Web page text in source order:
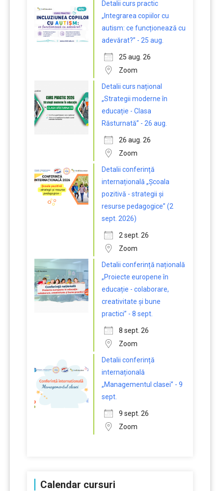
Detalii curs practic
„Integrarea copiilor cu
autism: ce funcționează cu
adevărat?” - 25 aug.
25 aug. 26
Zoom
Detalii curs național
„Strategii moderne în
educație - Clasa
Răsturnată” - 26 aug.
26 aug. 26
Zoom
Detalii conferință
internațională „Școala
pozitivă - strategii și
resurse pedagogice” (2
sept. 2026)
2 sept. 26
Zoom
Detalii conferință națională
„Proiecte europene în
educație - colaborare,
creativitate și bune
practici” - 8 sept.
8 sept. 26
Zoom
Detalii conferință
internațională
„Managementul clasei” - 9
sept.
9 sept. 26
Zoom
Calendar cursuri